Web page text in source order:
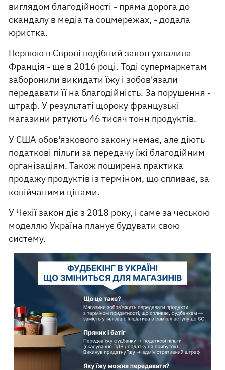
виглядом благодійності - пряма дорога до
скандалу в медіа та соцмережах, - додала
юристка.
Першою в Європі подібний закон ухвалила
Франція - ще в 2016 році. Тоді супермаркетам
заборонили викидати їжу і зобов'язали
передавати її на благодійність. За порушення -
штраф. У результаті щороку французькі
магазини рятують 46 тисяч тонн продуктів.
У США обов'язкового закону немає, але діють
податкові пільги за передачу їжі благодійним
організаціям. Також поширена практика
продажу продуктів із терміном, що спливає, за
копійчаними цінами.
У Чехії закон діє з 2018 року, і саме за чеською
моделлю Україна планує будувати свою
систему.